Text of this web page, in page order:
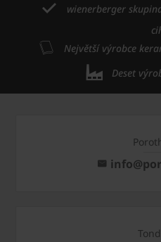
wienerberger
Největší výrobce
Deset